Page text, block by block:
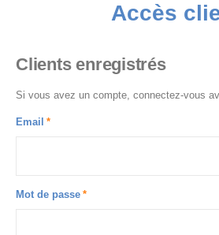
Accès
Clients enregistrés
Si vous avez un compte, connectez-vous
Email
Mot de passe